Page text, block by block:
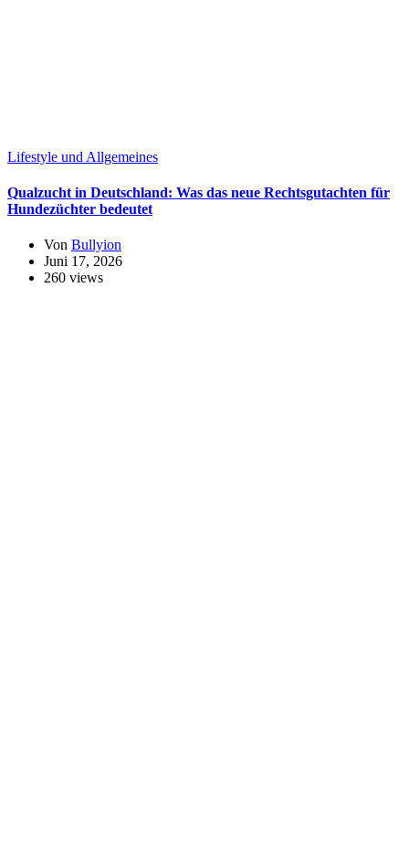
Lifestyle und Allgemeines
Qualzucht in Deutschland: Was das neue Rechtsgutachten für
Hundezüchter bedeutet
Von Bullyion
Juni 17, 2026
260 views